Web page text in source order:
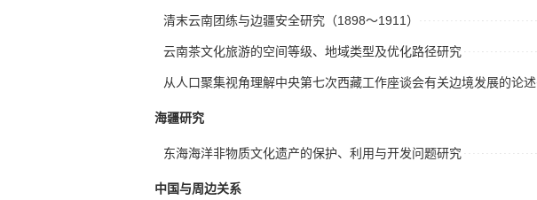
清末云南团练与边疆安全研究（1898～1911）
云南茶文化旅游的空间等级、地域类型及优化路径研究
从人口聚集视角理解中央第七次西藏工作座谈会有关边境发展的论述
海疆研究
东海海洋非物质文化遗产的保护、利用与开发问题研究
中国与周边关系